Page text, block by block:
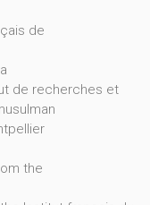
de
de recherches et
the